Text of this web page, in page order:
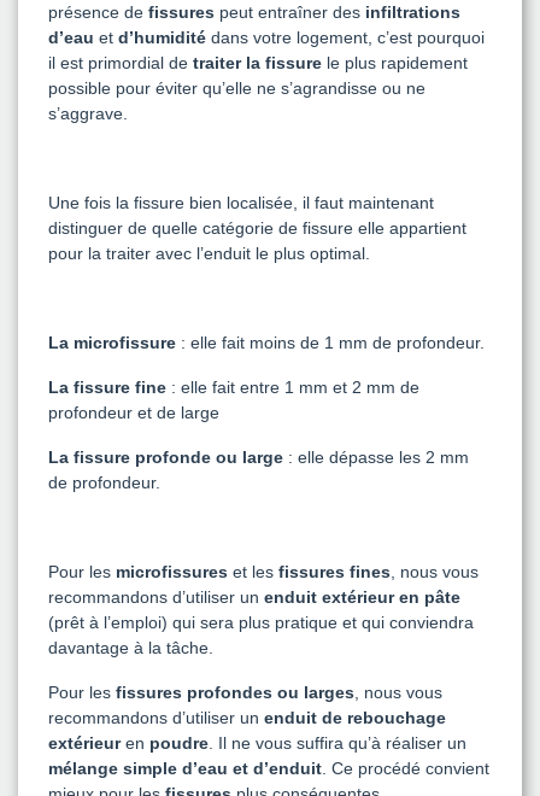
présence de fissures peut entraîner des infiltrations
d’eau et d’humidité dans votre logement, c’est pourquoi
il est primordial de traiter la fissure le plus rapidement
possible pour éviter qu’elle ne s’agrandisse ou ne
s’aggrave.
Une fois la fissure bien localisée, il faut maintenant
distinguer de quelle catégorie de fissure elle appartient
pour la traiter avec l’enduit le plus optimal.
La microfissure : elle fait moins de 1 mm de profondeur.
La fissure fine : elle fait entre 1 mm et 2 mm de
profondeur et de large
La fissure profonde ou large : elle dépasse les 2 mm
de profondeur.
Pour les microfissures et les fissures fines , nous vous
recommandons d’utiliser un enduit extérieur en pâte
(prêt à l’emploi) qui sera plus pratique et qui conviendra
davantage à la tâche.
Pour les fissures profondes ou larges , nous vous
recommandons d’utiliser un enduit de rebouchage
extérieuren poudre . Il ne vous suffira qu’à réaliser un
mélange simple d’eau et d’enduit . Ce procédé convient